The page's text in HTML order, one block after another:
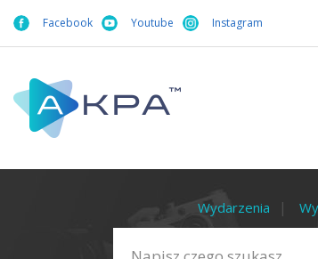
Facebook Youtube Instagram
Wydarzenia